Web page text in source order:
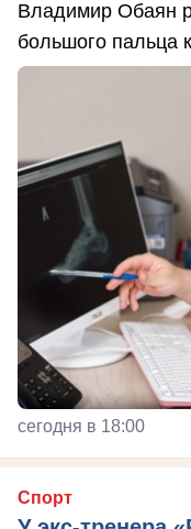
Владимир Обаян
большого пальца
сегодня в 18:00
Спорт